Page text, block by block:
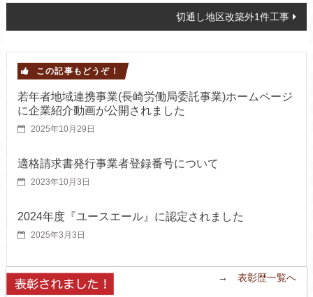
切通し地区改築外1件工事
この記事もどうぞ！
若年者地域連携事業(長崎労働局委託事業)ホームページ
に企業紹介動画が公開されました
2025年10月29日
適格請求書発行事業者登録番号について
2023年10月3日
2024年度『ユースエール』に認定されました
2025年3月3日
→表彰歴一覧へ